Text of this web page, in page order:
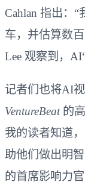
Cahlan 指出：
车，并估算数
Lee 观察到，
记者们也将AI
VentureBeat的
我的读者知道
助他们做出明
的首席影响力